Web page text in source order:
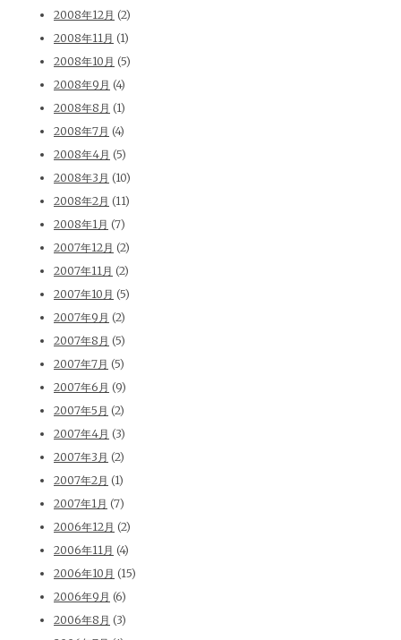
2008年12月 (2)
2008年11月 (1)
2008年10月 (5)
2008年9月 (4)
2008年8月 (1)
2008年7月 (4)
2008年4月 (5)
2008年3月 (10)
2008年2月 (11)
2008年1月 (7)
2007年12月 (2)
2007年11月 (2)
2007年10月 (5)
2007年9月 (2)
2007年8月 (5)
2007年7月 (5)
2007年6月 (9)
2007年5月 (2)
2007年4月 (3)
2007年3月 (2)
2007年2月 (1)
2007年1月 (7)
2006年12月 (2)
2006年11月 (4)
2006年10月 (15)
2006年9月 (6)
2006年8月 (3)